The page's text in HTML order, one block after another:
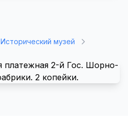
Исторический музей